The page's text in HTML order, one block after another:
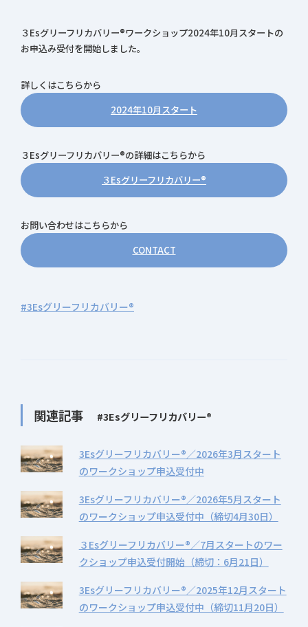
３Esグリーフリカバリー®ワークショップ2024年10月スタートの
お申込み受付を開始しました。
詳しくはこちらから
2024年10月スタート
３Esグリーフリカバリー®の詳細はこちらから
３Esグリーフリカバリー®
お問い合わせはこちらから
CONTACT
#3Esグリーフリカバリー®
関連記事 #3Esグリーフリカバリー®
3Esグリーフリカバリー®／2026年3月スタート
のワークショップ申込受付中
3Esグリーフリカバリー®／2026年5月スタート
のワークショップ申込受付中（締切4月30日）
３Esグリーフリカバリー®／7月スタートのワー
クショップ申込受付開始（締切：6月21日）
3Esグリーフリカバリー®／2025年12月スタート
のワークショップ申込受付中（締切11月20日）